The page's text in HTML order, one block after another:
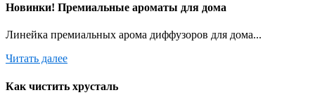
Новинки! Премиальные ароматы для дома
Линейка премиальных арома диффузоров для дома...
Читать далее
Как чистить хрусталь